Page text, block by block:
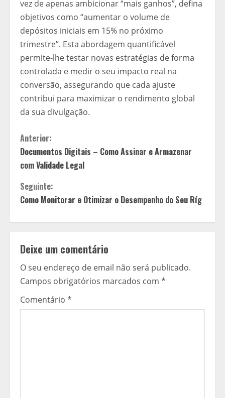
vez de apenas ambicionar “mais ganhos”, defina
objetivos como “aumentar o volume de
depósitos iniciais em 15% no próximo
trimestre”. Esta abordagem quantificável
permite-lhe testar novas estratégias de forma
controlada e medir o seu impacto real na
conversão, assegurando que cada ajuste
contribui para maximizar o rendimento global
da sua divulgação.
C
o
n
t
i
n
u
a
r
Anterior:
Documentos Digitais – Como Assinar e Armazenar
com Validade Legal
Seguinte:
Como Monitorar e Otimizar o Desempenho do Seu Ríg
Deixe um comentário
O seu endereço de email não será publicado.
Campos obrigatórios marcados com *
Comentário *